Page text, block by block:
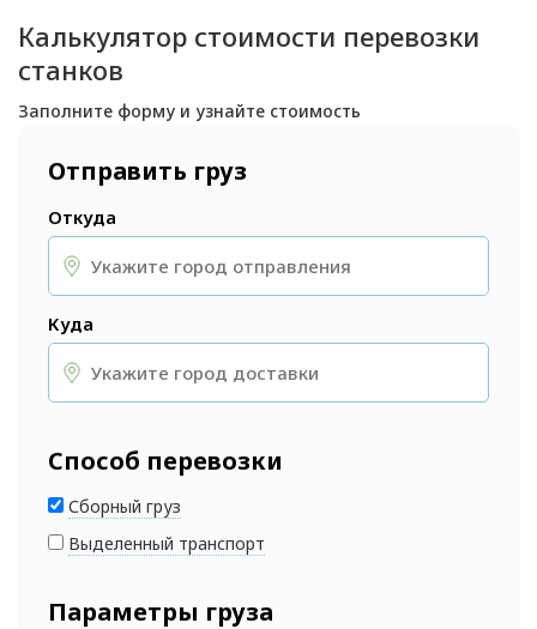
Калькулятор стоимости перевозки
станков
Заполните форму и узнайте стоимость
Отправить груз
Откуда
Куда
Способ перевозки
Сборный груз
Выделенный транспорт
Параметры груза